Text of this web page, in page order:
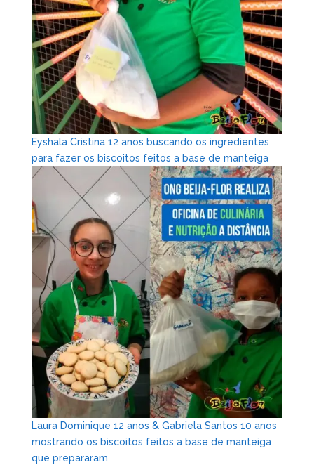
Eyshala Cristina 12 anos buscando os ingredientes
para fazer os biscoitos feitos a base de manteiga
Laura Dominique 12 anos & Gabriela Santos 10 anos
mostrando os biscoitos feitos a base de manteiga
que prepararam